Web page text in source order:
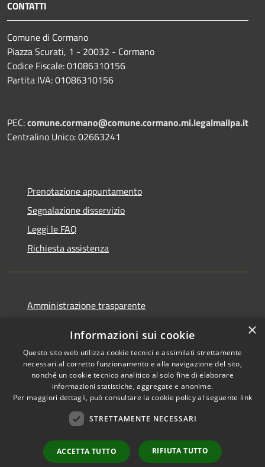
CONTATTI
Comune di Cormano
Piazza Scurati, 1 - 20032 - Cormano
Codice Fiscale: 01086310156
Partita IVA: 01086310156
PEC:comune.cormano@comune.cormano.mi.legalmailpa.it
Centralino Unico: 02663241
Prenotazione appuntamento
Segnalazione disservizio
Leggi le FAQ
Richiesta assistenza
Amministrazione trasparente
Dichiarazione di accessibilità
Copyright © 2026 • Comune di
Municipium•
Accesso
×
Informazioni sui cookie
Questo sito web utilizza cookie tecnici e assimilati strettamente
necessari al corretto funzionamento e alla navigazione del sito,
nonché un cookie tecnico analitico al solo fine di elaborare
informazioni statistiche, aggregate e anonime.
Per maggiori dettagli, può consultare la cookie policy al seguente link
STRETTAMENTE NECESSARI
ACCETTA TUTTO RIFIUTA TUTTO